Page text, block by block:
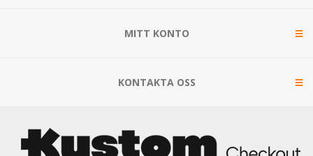
MITT KONTO
KONTAKTA OSS